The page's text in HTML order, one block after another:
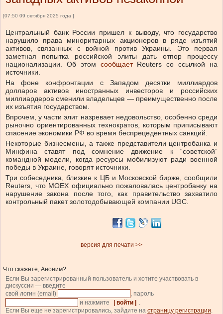
[07:50 09 октября 2025 года ]
Центральный банк России пришел к выводу, что государство
нарушило права миноритарных акционеров в ряде изъятий
активов, связанных с войной против Украины. Это первая
заметная попытка российской элиты дать отпор процессу
национализации. Об этом сообщаетReuters со ссылкой на
источники.
На фоне конфронтации с Западом десятки миллиардов
долларов активов иностранных инвесторов и российских
миллиардеров сменили владельцев — преимущественно после
их изъятия государством.
Впрочем, у части элит назревает недовольство, особенно среди
рыночно ориентированных технократов, которым приписывают
спасение экономики РФ во время беспрецедентных санкций.
Некоторые бизнесмены, а также представители центробанка и
Минфина ставят под сомнение движение к “советской”
командной модели, когда ресурсы мобилизуют ради военной
победы в Украине, говорят источники.
Три собеседника, близкие к ЦБ и Московской бирже, сообщили
Reuters, что MOEX официально пожаловалась центробанку на
нарушение закона после того, как правительство захватило
контрольный пакет золотодобывающей компании UGC.
версия для печати >>
Что скажете, Аноним?
Если Вы зарегистрированный пользователь и хотите участвовать в
дискуссии — введите
свой логин (email)
, пароль
и нажмите
| войти |
.
Если Вы еще не зарегистрировались, зайдите на страницу регистрации.